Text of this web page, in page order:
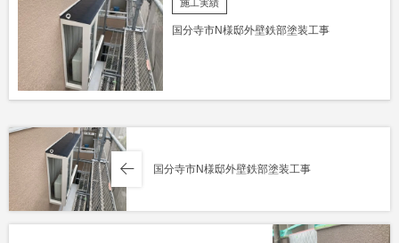
施工実績
国分寺市N様邸外壁鉄部塗装工事
国分寺市N様邸外壁鉄部塗装工事